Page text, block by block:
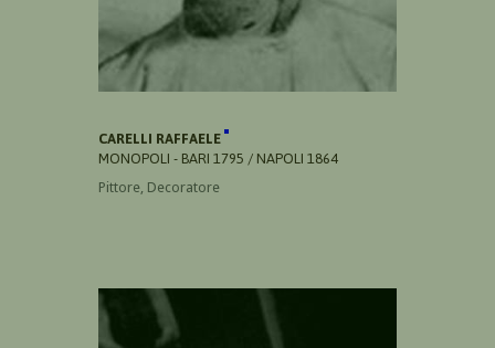
CARELLI RAFFAELE
MONOPOLI - BARI 1795 / NAPOLI 1864
Pittore, Decoratore